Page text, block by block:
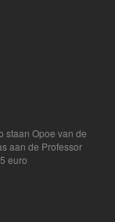
staan Opoe van de
aan de Professor
euro